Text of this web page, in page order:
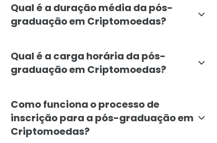
Qual é a duração média da pós-
graduação em Criptomoedas?
Qual é a carga horária da pós-
graduação em Criptomoedas?
Como funciona o processo de
inscrição para a pós-graduação em
Criptomoedas?